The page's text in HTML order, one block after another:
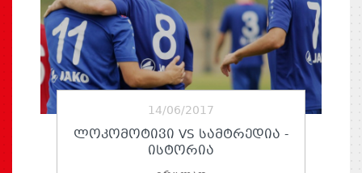
14/06/2017
ᲚᲝᲙᲝᲛᲝᲢᲘᲕᲘ VS ᲡᲐᲛᲢᲠᲔᲓᲘᲐ -
ᲘᲡᲢᲝᲠᲘᲐ